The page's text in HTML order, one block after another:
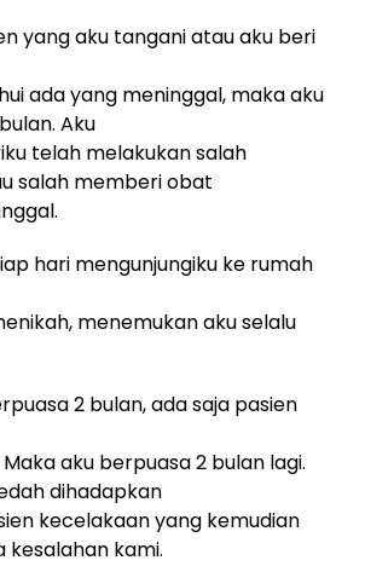
yang aku tangani atau aku beri
ada yang meninggal, maka aku
Aku
telah melakukan salah
salah memberi obat
hari mengunjungiku ke rumah
menemukan aku selalu
2 bulan, ada saja pasien
aku berpuasa 2 bulan lagi.
dihadapkan
kecelakaan yang kemudian
kami.